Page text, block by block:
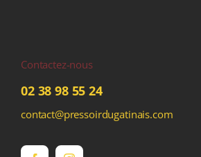
Contactez-nous
02 38 98 55 24
contact@pressoirdugatinais.com